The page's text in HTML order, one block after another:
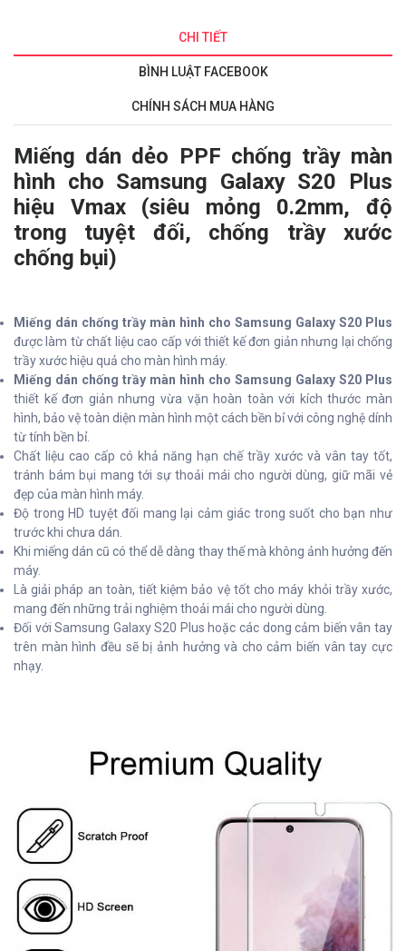
CHI TIẾT
BÌNH LUẬT FACEBOOK
CHÍNH SÁCH MUA HÀNG
Miếng dán dẻo PPF chống trầy màn
hình cho Samsung Galaxy S20 Plus
hiệu Vmax (siêu mỏng 0.2mm, độ
trong tuyệt đối, chống trầy xước
chống bụi)
Miếng dán chống trầy màn hình cho Samsung Galaxy S20 Plus
được làm từ chất liệu cao cấp với thiết kế đơn giản nhưng lại chống
trầy xước hiệu quả cho màn hình máy.
Miếng dán chống trầy màn hình cho Samsung Galaxy S20 Plus
thiết kế đơn giản nhưng vừa vặn hoàn toàn với kích thước màn
hình, bảo vệ toàn diện màn hình một cách bền bỉ với công nghệ dính
từ tính bền bỉ.
Chất liệu cao cấp có khả năng hạn chế trầy xước và vân tay tốt,
tránh bám bụi mang tới sự thoải mái cho người dùng, giữ mãi vẻ
đẹp của màn hình máy.
Độ trong HD tuyệt đối mang lại cảm giác trong suốt cho bạn như
trước khi chưa dán.
Khi miếng dán cũ có thể dễ dàng thay thế mà không ảnh hưởng đến
máy.
Là giải pháp an toàn, tiết kiệm bảo vệ tốt cho máy khỏi trầy xước,
mang đến những trải nghiệm thoải mái cho người dùng.
Đối với Samsung Galaxy S20 Plus hoặc các dong cảm biến vân tay
trên màn hình đều sẽ bị ảnh hưởng và cho cảm biến vân tay cực
nhạy.